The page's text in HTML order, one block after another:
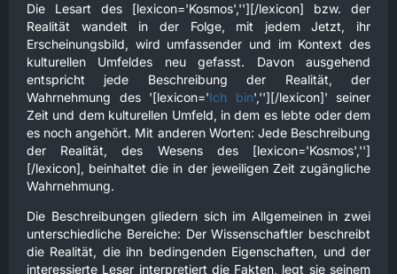
Die Lesart des [lexicon='Kosmos',''][/lexicon] bzw. der
Realität wandelt in der Folge, mit jedem Jetzt, ihr
Erscheinungsbild, wird umfassender und im Kontext des
kulturellen Umfeldes neu gefasst. Davon ausgehend
entspricht jede Beschreibung der Realität, der
Wahrnehmung des '[lexicon='Ich bin',''][/lexicon]' seiner
Zeit und dem kulturellen Umfeld, in dem es lebte oder dem
es noch angehört. Mit anderen Worten: Jede Beschreibung
der Realität, des Wesens des [lexicon='Kosmos','']
[/lexicon], beinhaltet die in der jeweiligen Zeit zugängliche
Wahrnehmung.
Die Beschreibungen gliedern sich im Allgemeinen in zwei
unterschiedliche Bereiche: Der Wissenschaftler beschreibt
die Realität, die ihn bedingenden Eigenschaften, und der
interessierte Leser interpretiert die Fakten, legt sie seinem